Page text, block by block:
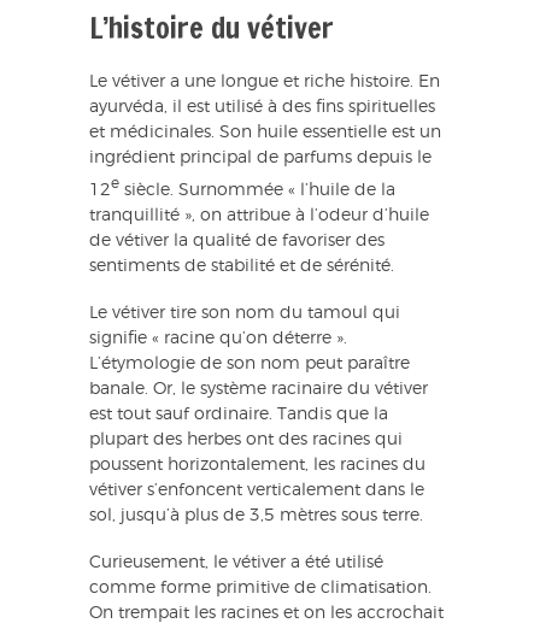
L’histoire du vétiver
Le vétiver a une longue et riche histoire. En
ayurvéda, il est utilisé à des fins spirituelles
et médicinales. Son huile essentielle est un
ingrédient principal de parfums depuis le
12e siècle. Surnommée « l’huile de la
tranquillité », on attribue à l’odeur d’huile
de vétiver la qualité de favoriser des
sentiments de stabilité et de sérénité.
Le vétiver tire son nom du tamoul qui
signifie « racine qu’on déterre ».
L’étymologie de son nom peut paraître
banale. Or, le système racinaire du vétiver
est tout sauf ordinaire. Tandis que la
plupart des herbes ont des racines qui
poussent horizontalement, les racines du
vétiver s’enfoncent verticalement dans le
sol, jusqu’à plus de 3,5 mètres sous terre.
Curieusement, le vétiver a été utilisé
comme forme primitive de climatisation.
On trempait les racines et on les accrochait